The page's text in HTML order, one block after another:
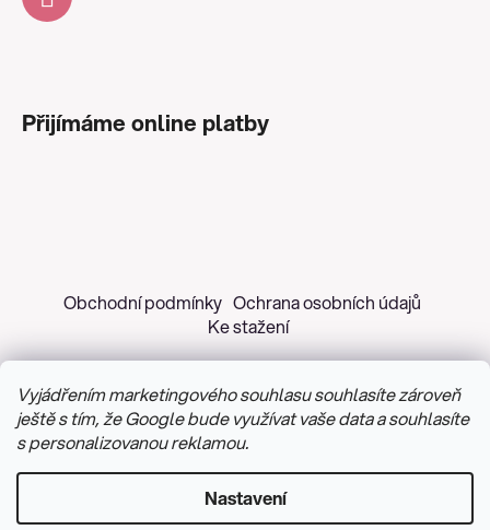
Vyjádřením marketingového souhlasu souhlasíte zároveň
ještě s tím, že Google bude využívat vaše data a souhlasíte
s personalizovanou reklamou.
Nastavení
Přijímáme online platby
Obchodní podmínky Ochrana osobních údajů
Ke stažení
Upravit nastavení cookies